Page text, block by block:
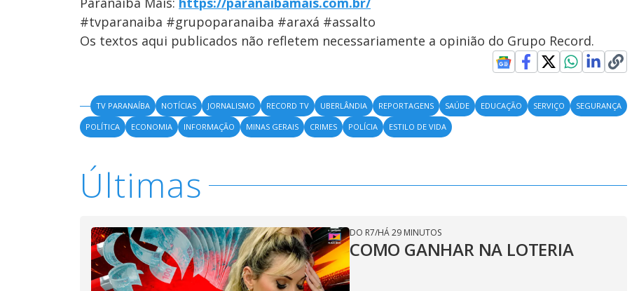
#tvparanaiba #grupoparanaiba #araxá #assalto
Os textos aqui publicados não refletem necessariamente a opinião do Grupo Record.
TV PARANAÍBA NOTÍCIAS JORNALISMO RECORD TV UBERLÂNDIA REPORTAGENS SAÚDE EDUCAÇÃO SERVIÇO
SEGURANÇA
POLÍTICA
ECONOMIA INFORMAÇÃO MINAS GERAIS CRIMES POLÍCIA ESTILO DE VIDA
Últimas
DO R7/HÁ 29 MINUTOS
COMO GANHAR NA LOTERIA